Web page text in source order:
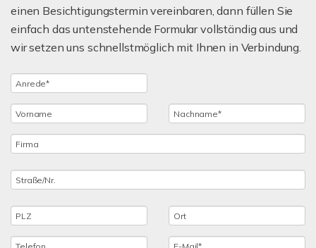
einen Besichtigungstermin vereinbaren, dann füllen Sie
einfach das untenstehende Formular vollständig aus und
wir setzen uns schnellstmöglich mit Ihnen in Verbindung.